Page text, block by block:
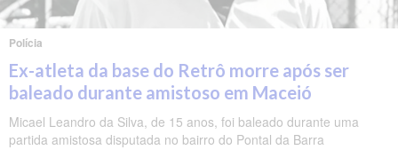
Polícia
Ex-atleta da base do Retrô morre após ser
baleado durante amistoso em Maceió
Micael Leandro da Silva, de 15 anos, foi baleado durante uma
partida amistosa disputada no bairro do Pontal da Barra